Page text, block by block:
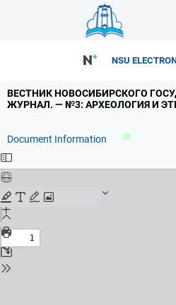
NSU
ВЕСТНИК НОВОСИБИРСКОГО
ЖУРНАЛ. — №3: АРХЕОЛОГИЯ И
Document Information